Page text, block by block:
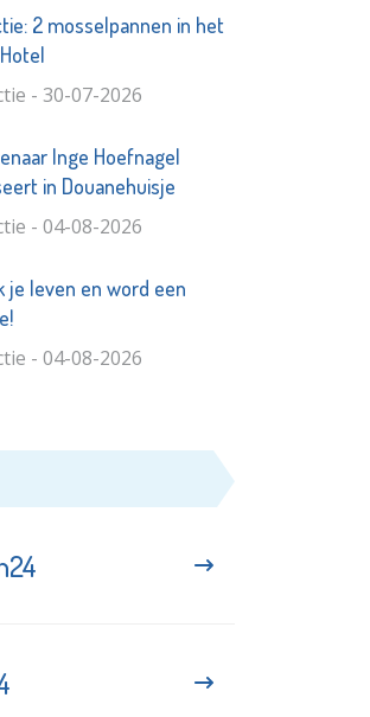
2 mosselpannen in het
- 30-07-2026
Inge Hoefnagel
in Douanehuisje
- 04-08-2026
je leven en word een
- 04-08-2026